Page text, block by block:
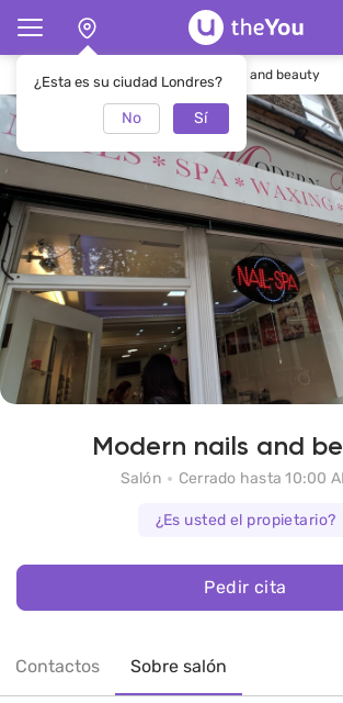
¿Esta es su ciudad Londres?
No Sí
Página de inicio SalónModern nails and beauty
Modern nails and
Salón Cerrado hasta 10:00
¿Es usted el propietario?
Pedir cita
Contactos Sobre salón